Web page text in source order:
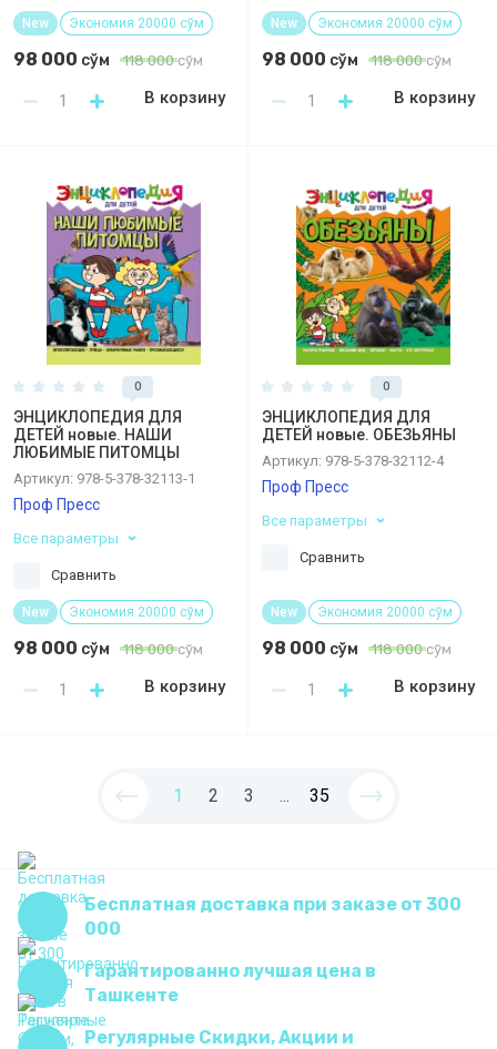
New Экономия 20000 сўм
98 000 сўм 118 000сўм
В корзину
New Экономия 20000 сўм
98 000 сўм 118 000сўм
В корзину
0
ЭНЦИКЛОПЕДИЯ ДЛЯ
ДЕТЕЙ новые. НАШИ
ЛЮБИМЫЕ ПИТОМЦЫ
Артикул: 978-5-378-32113-1
Проф Пресс
Все параметры
Сравнить
New Экономия 20000 сўм
98 000 сўм 118 000сўм
В корзину
0
ЭНЦИКЛОПЕДИЯ ДЛЯ
ДЕТЕЙ новые. ОБЕЗЬЯНЫ
Артикул: 978-5-378-32112-4
Проф Пресс
Все параметры
Сравнить
New Экономия 20000 сўм
98 000 сўм 118 000сўм
В корзину
1 2 3 ... 35
Бесплатная доставка при заказе от 300
000
Гарантированно лучшая цена в
Ташкенте
Регулярные Скидки, Акции и